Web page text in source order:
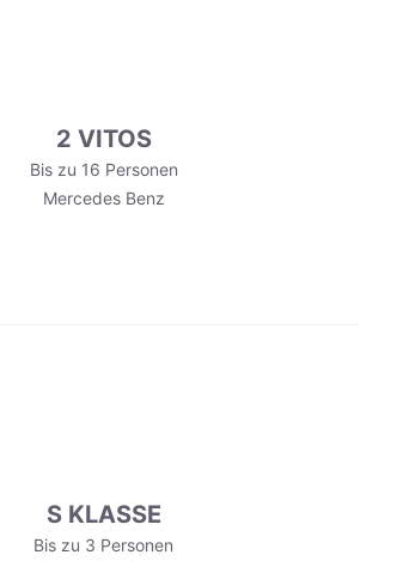
2 VITOS
Bis zu 16 Personen
Mercedes Benz
S KLASSE
Bis zu 3 Personen